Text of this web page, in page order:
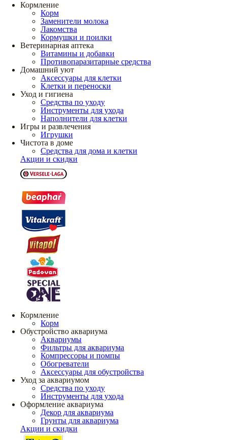
Кормление
Корм
Заменители молока
Лакомства
Кормушки и поилки
Ветеринарная аптека
Витамины и добавки
Противопаразитарные средства
Домашний уют
Аксессуары для клетки
Клетки и переноски
Уход и гигиена
Средства по уходу
Инструменты для ухода
Наполнители для клетки
Игры и развлечения
Игрушки
Чистота в доме
Средства для дома и клетки
Акции и скидки
Кормление
Корм
Обустройство аквариума
Аквариумы
Фильтры для аквариума
Компрессоры и помпы
Обогреватели
Аксессуары для обустройства
Уход за аквариумом
Средства по уходу
Инструменты для ухода
Оформление аквариума
Декор для аквариума
Грунты для аквариума
Акции и скидки